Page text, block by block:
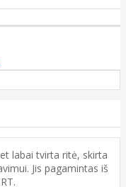
labai tvirta ritė, skirta
Jis pagamintas iš